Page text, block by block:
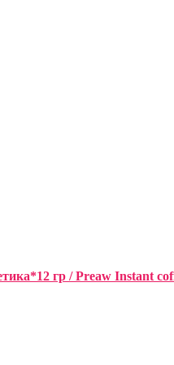
гр / Preaw Instant